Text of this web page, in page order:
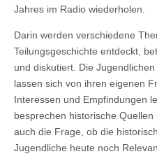
Jahres im Radio wiederholen.
Darin werden verschiedene
Teilungsgeschichte entdeckt,
und diskutiert. Die
lassen sich von ihren eigenen
Interessen und Empfindungen
besprechen historische
auch die Frage, ob die
Jugendliche heute noch